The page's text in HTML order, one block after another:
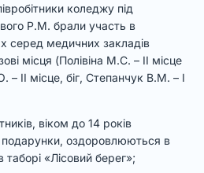
коледжу під
Р.М. брали участь в
серед медичних закладів
місця (Полівіна М.С. – ІІ місце
– ІІ місце, біг, Степанчук В.М. – І
віком до 14 років
подарунки, оздоровлюються в
таборі «Лісовий берег»;